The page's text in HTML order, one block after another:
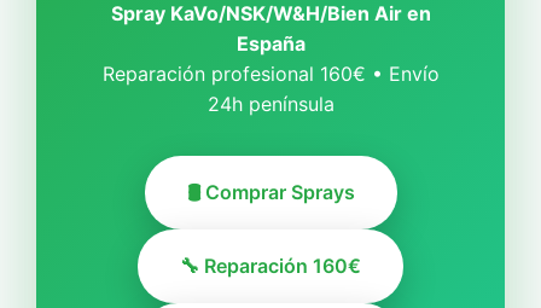
Spray KaVo/NSK/W&H/Bien Air en
España
Reparación profesional 160€ • Envío
24h península
🛢️ Comprar Sprays
🔧 Reparación 160€